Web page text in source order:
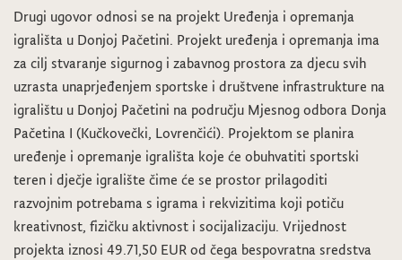
Drugi ugovor odnosi se na projekt Uređenja i opremanja
igrališta u Donjoj Pačetini. Projekt uređenja i opremanja ima
za cilj stvaranje sigurnog i zabavnog prostora za djecu svih
uzrasta unaprjeđenjem sportske i društvene infrastrukture na
igralištu u Donjoj Pačetini na području Mjesnog odbora Donja
Pačetina I (Kučkovečki, Lovrenčići). Projektom se planira
uređenje i opremanje igrališta koje će obuhvatiti sportski
teren i dječje igralište čime će se prostor prilagoditi
razvojnim potrebama s igrama i rekvizitima koji potiču
kreativnost, fizičku aktivnost i socijalizaciju. Vrijednost
projekta iznosi 49.71,50 EUR od čega bespovratna sredstva